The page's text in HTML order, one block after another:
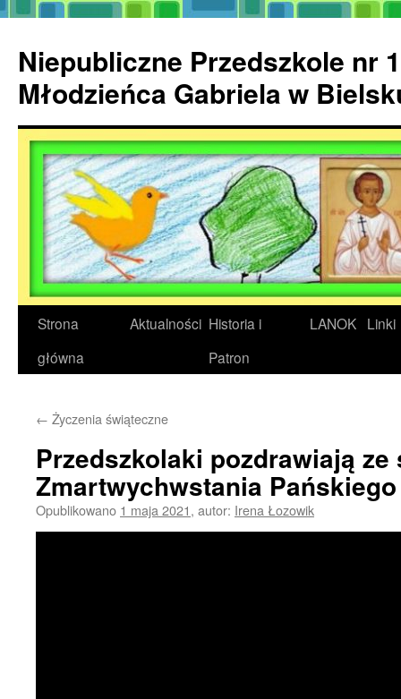
treści
Niepubliczne Przedszkole nr
Młodzieńca Gabriela w
Strona
główna
Aktualności Historia i
Patron
LANOK Linki
← Życzenia świąteczne
Przedszkolaki pozdrawiają ze
Zmartwychwstania Pańskiego
Opublikowano 1 maja 2021, autor: Irena Łozowik